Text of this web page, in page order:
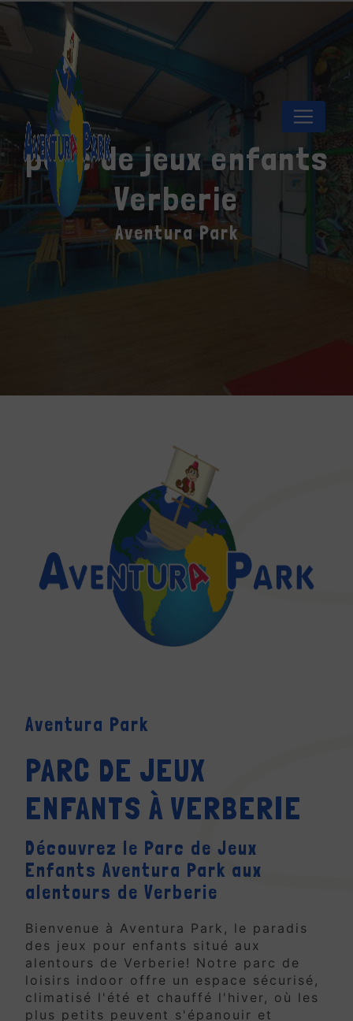
parc de jeux enfants
Verberie
Aventura Park
Aventura Park
PARC DE JEUX
ENFANTS À VERBERIE
Découvrez le Parc de Jeux
Enfants Aventura Park aux
alentours de Verberie
Bienvenue à Aventura Park, le paradis
des jeux pour enfants situé aux
alentours de Verberie! Notre parc de
loisirs indoor offre un espace sécurisé,
climatisé l'été et chauffé l'hiver, où les
plus petits peuvent s'épanouir et
Panneau de gestion des cookies